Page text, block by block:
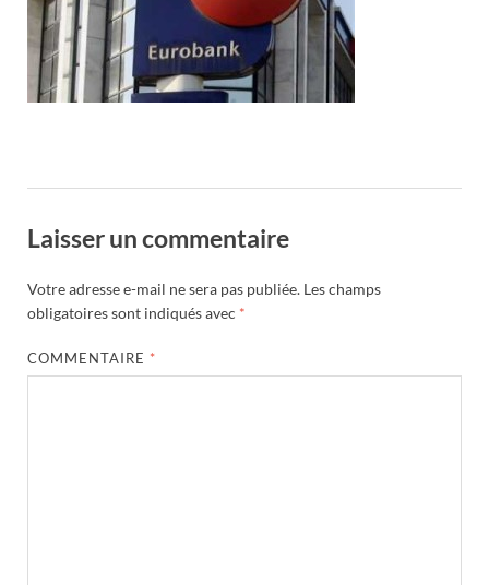
Laisser un commentaire
Votre adresse e-mail ne sera pas publiée. Les champs
obligatoires sont indiqués avec *
COMMENTAIRE *